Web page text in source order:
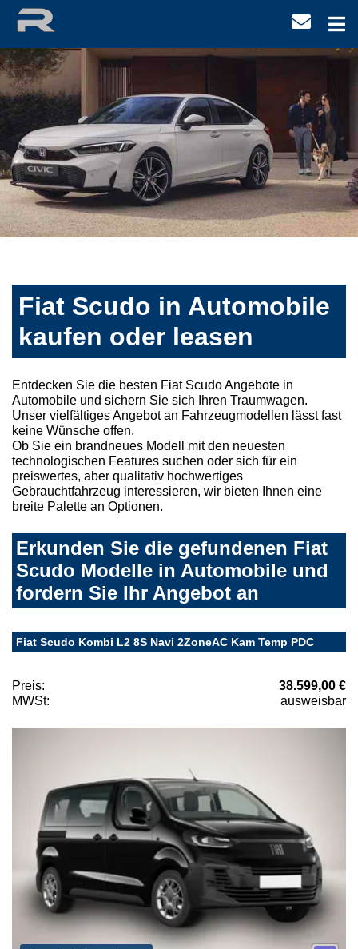
Fiat Scudo in Automobile
kaufen oder leasen
Entdecken Sie die besten Fiat Scudo Angebote in
Automobile und sichern Sie sich Ihren Traumwagen.
Unser vielfältiges Angebot an Fahrzeugmodellen lässt fast
keine Wünsche offen.
Ob Sie ein brandneues Modell mit den neuesten
technologischen Features suchen oder sich für ein
preiswertes, aber qualitativ hochwertiges
Gebrauchtfahrzeug interessieren, wir bieten Ihnen eine
breite Palette an Optionen.
Erkunden Sie die gefundenen Fiat
Scudo Modelle in Automobile und
fordern Sie Ihr Angebot an
Fiat Scudo Kombi L2 8S Navi 2ZoneAC Kam Temp PDC
Preis:
38.599,00 €
MWSt:
ausweisbar